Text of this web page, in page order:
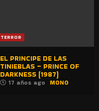
TERROR
EL PRINCIPE DE LAS
TINIEBLAS – PRINCE OF
DARKNESS (1987)
17 años ago MONO